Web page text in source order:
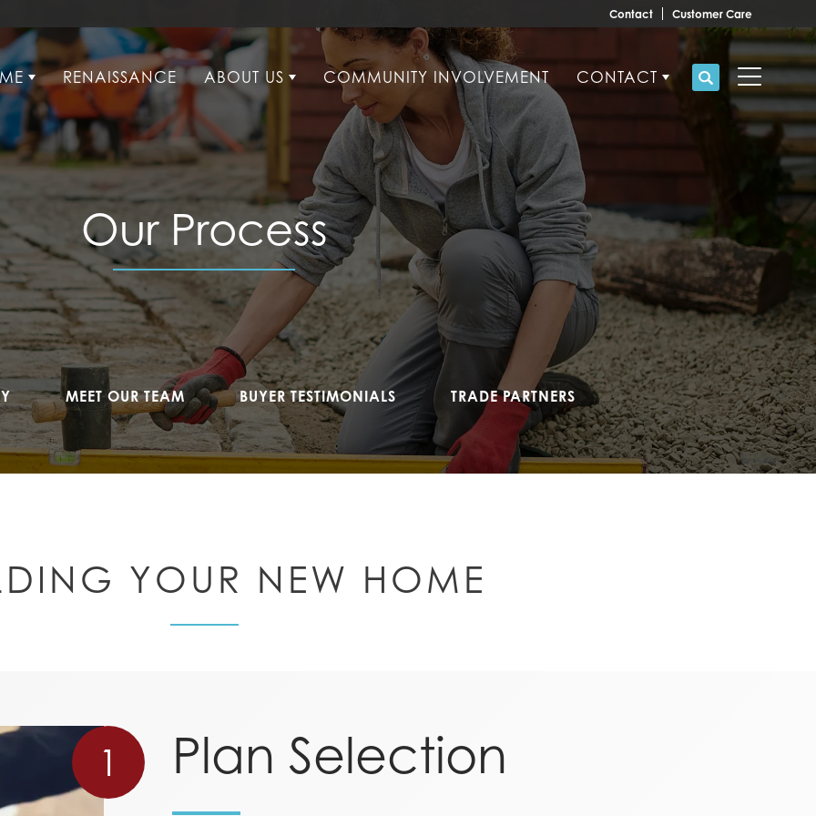
Contact Customer Care
RENAISSANCE ABOUT US COMMUNITY INVOLVEMENT CONTACT Search
Toggle
Our Process
MEET OUR TEAM BUYER TESTIMONIALS TRADE PARTNERS
YOUR NEW HOME
1 Plan Selection